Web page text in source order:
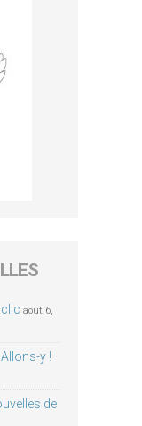
août 6,
y !
de